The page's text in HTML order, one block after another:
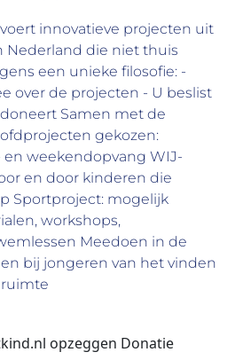
innovatieve projecten uit
Nederland die niet thuis
een unieke filosofie: -
over de projecten - U beslist
Samen met de
gekozen:
en weekendopvang WIJ-
en door kinderen die
Sportproject: mogelijk
workshops,
Meedoen in de
bij jongeren van het vinden